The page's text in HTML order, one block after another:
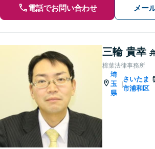
電話でお問い合わせ メー
三輪 貴幸
樟葉法律事務所
埼
玉
県
|
さいたま
市浦和区